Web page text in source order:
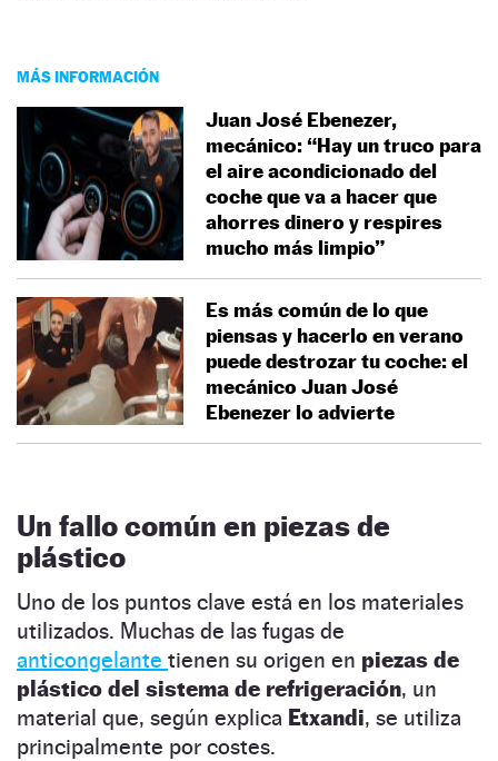
MÁS INFORMACIÓN
Juan José Ebenezer,
mecánico: “Hay un truco para
el aire acondicionado del
coche que va a hacer que
ahorres dinero y respires
mucho más limpio”
Es más común de lo que
piensas y hacerlo en verano
puede destrozar tu coche: el
mecánico Juan José
Ebenezer lo advierte
Un fallo común en piezas de
plástico
Uno de los puntos clave está en los materiales
utilizados. Muchas de las fugas de
anticongelante tienen su origen en piezas de
plástico del sistema de refrigeración, un
material que, según explica Etxandi, se utiliza
principalmente por costes.